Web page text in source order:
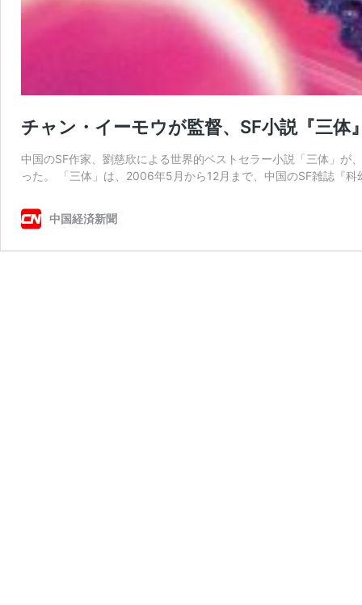
チャン・イーモウが監督、SF小説『三体
中国のSF作家、劉慈欣による世界的ベストセラー小説「三体」
った。 「三体」は、2006年5月から12月まで、中国のSF雑誌『
中国経済新聞